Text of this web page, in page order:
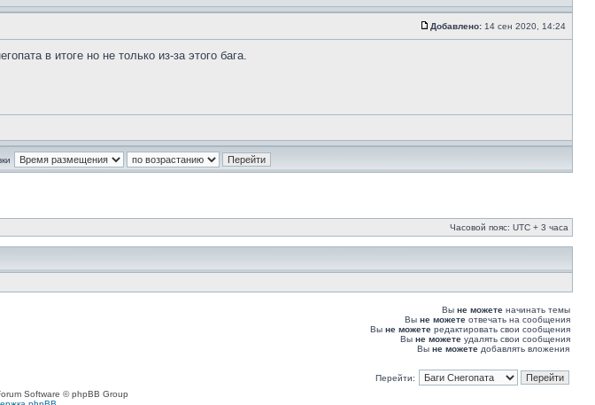
Добавлено: 14 сен 2020, 14:24
в итоге но не только из-за этого бага.
Часовой пояс: UTC + 3 часа
Вы не можете начинать темы
Вы не можете отвечать на сообщения
Вы не можете редактировать свои сообщения
Вы не можете удалять свои сообщения
Вы не можете добавлять вложения
Перейти:
Software © phpBB Group